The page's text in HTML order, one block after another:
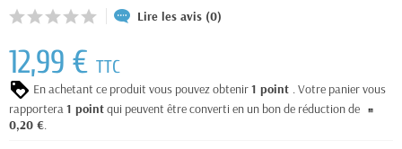
Lire les avis (0)
12,99 € TTC
En achetant ce produit vous pouvez obtenir1 point . Votre panier vous
rapportera1 pointqui peuvent être converti en un bon de réduction de
0,20 €.